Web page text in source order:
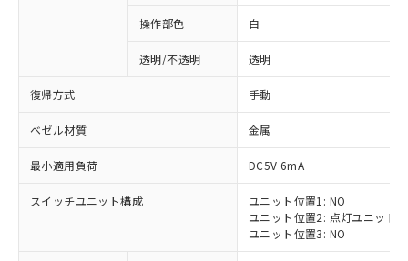
操作部色 白
透明/不透明 透明
復帰方式 手動
ベゼル材質 金属
最小適用負荷 DC5V 6mA
スイッチユニット構成
ユニット位置1: NO
ユニット位置2: 点灯ユニット
ユニット位置3: NO